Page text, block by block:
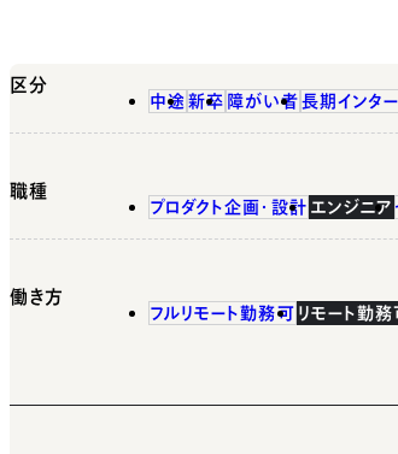
区分
中途 新卒 障がい者 長期インタ
職種
プロダクト企画・設計 エンジニア
働き方
フルリモート勤務可 リモート勤務